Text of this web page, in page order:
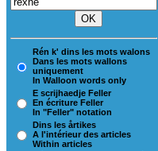
Rén k' dins les mots walons
Dans les mots wallons
uniquement
In Walloon words only
E scrijhaedje Feller
En écriture Feller
In "Feller" notation
Dins les årtikes
A l'intérieur des articles
Within articles